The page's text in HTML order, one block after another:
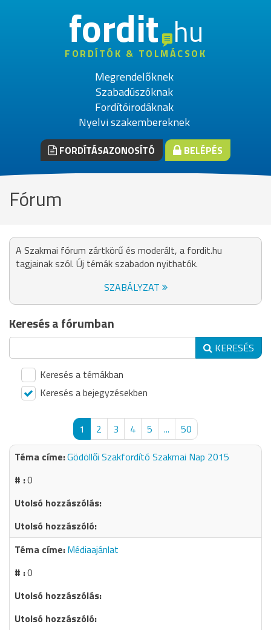
fordithu
FORDÍTÓK & TOLMÁCSOK
Megrendelőknek
Szabadúszóknak
Fordítóirodáknak
Nyelvi szakembereknek
FORDÍTÁSAZONOSÍTÓ BELÉPÉS
Fórum
A Szakmai fórum zártkörű és moderált, a fordit.hu
tagjainak szól. Új témák szabadon nyithatók.
SZABÁLYZAT
Keresés a fórumban
KERESÉS
Keresés a témákban
Keresés a bejegyzésekben
1 2 3 4 5 ...
50
Gödöllői Szakfordító Szakmai Nap 2015
0
Médiaajánlat
0